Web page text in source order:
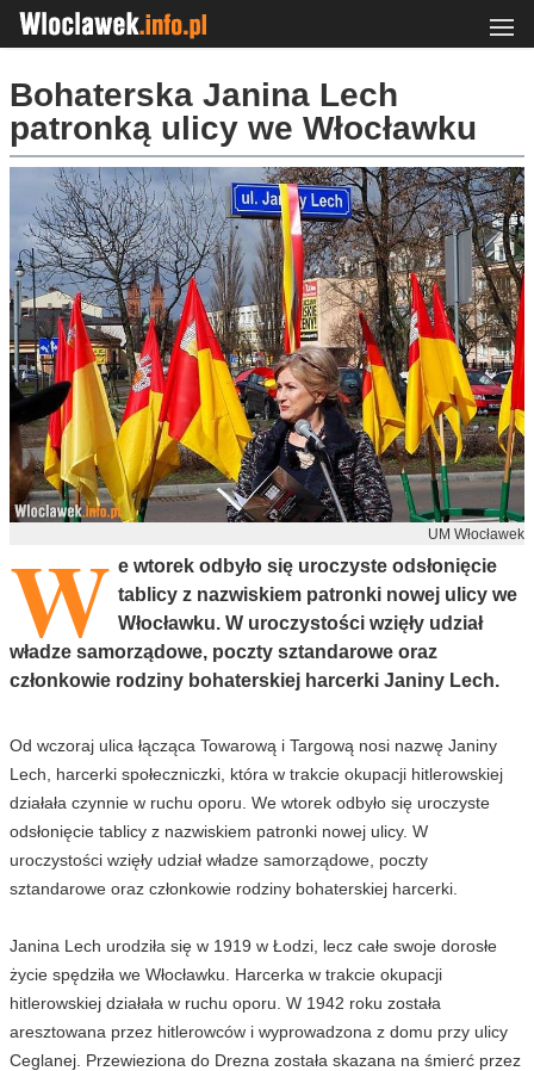
Bohaterska Janina Lech
patronką ulicy we Włocławku
UM Włocławek
W e wtorek odbyło się uroczyste odsłonięcie
tablicy z nazwiskiem patronki nowej ulicy we
Włocławku. W uroczystości wzięły udział
władze samorządowe, poczty sztandarowe oraz
członkowie rodziny bohaterskiej harcerki Janiny Lech.
Od wczoraj ulica łącząca Towarową i Targową nosi nazwę Janiny
Lech, harcerki społeczniczki, która w trakcie okupacji hitlerowskiej
działała czynnie w ruchu oporu. We wtorek odbyło się uroczyste
odsłonięcie tablicy z nazwiskiem patronki nowej ulicy. W
uroczystości wzięły udział władze samorządowe, poczty
sztandarowe oraz członkowie rodziny bohaterskiej harcerki.
Janina Lech urodziła się w 1919 w Łodzi, lecz całe swoje dorosłe
życie spędziła we Włocławku. Harcerka w trakcie okupacji
hitlerowskiej działała w ruchu oporu. W 1942 roku została
aresztowana przez hitlerowców i wyprowadzona z domu przy ulicy
Ceglanej. Przewieziona do Drezna została skazana na śmierć przez